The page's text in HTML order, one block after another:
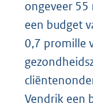
ongeveer 55
een budget
0,7 promille
Vendrik een